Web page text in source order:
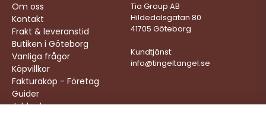
Om oss
Kontakt
Frakt & leveranstid
Butiken i Göteborg
Vanliga frågor
Köpvillkor
Fakturaköp - Företag
Guider
Jobba hos oss
Tia Group AB
Hildedalsgatan 80
41705 Göteborg
Kundtjänst:
info@tingeltangel.se